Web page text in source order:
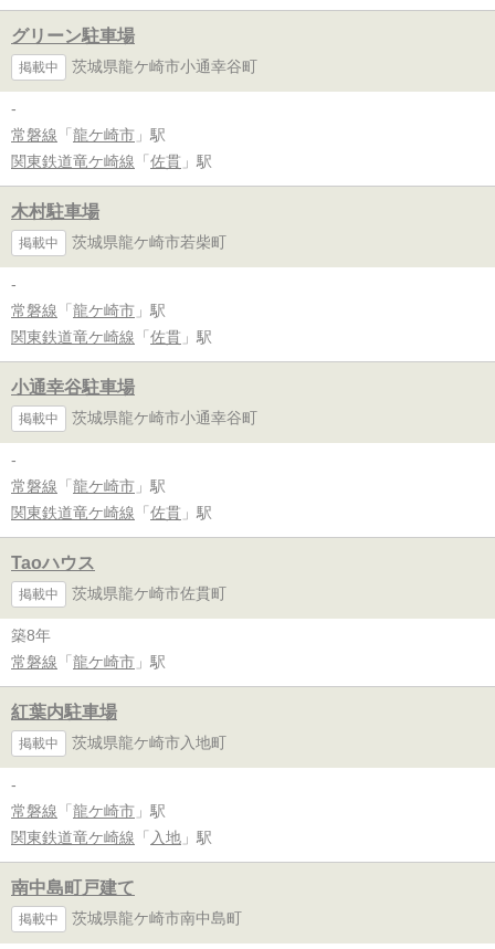
グリーン駐車場
掲載中 茨城県龍ケ崎市小通幸谷町
-
常磐線 「 龍ケ崎市 」駅
関東鉄道竜ケ崎線 「 佐貫 」駅
木村駐車場
掲載中 茨城県龍ケ崎市若柴町
-
常磐線 「 龍ケ崎市 」駅
関東鉄道竜ケ崎線 「 佐貫 」駅
小通幸谷駐車場
掲載中 茨城県龍ケ崎市小通幸谷町
-
常磐線 「 龍ケ崎市 」駅
関東鉄道竜ケ崎線 「 佐貫 」駅
Taoハウス
掲載中 茨城県龍ケ崎市佐貫町
築8年
常磐線 「 龍ケ崎市 」駅
紅葉内駐車場
掲載中 茨城県龍ケ崎市入地町
-
常磐線 「 龍ケ崎市 」駅
関東鉄道竜ケ崎線 「 入地 」駅
南中島町戸建て
掲載中 茨城県龍ケ崎市南中島町